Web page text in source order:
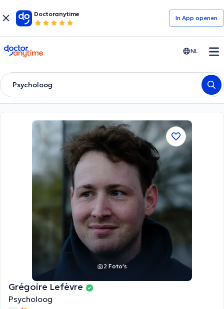
Doctoranytime
In App openen
doctoranytime NL
Psycholoog
2 Foto's
Grégoire Lefèvre
Psycholoog